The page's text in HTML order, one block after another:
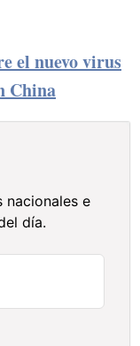
el nuevo virus
China
nacionales e
día.